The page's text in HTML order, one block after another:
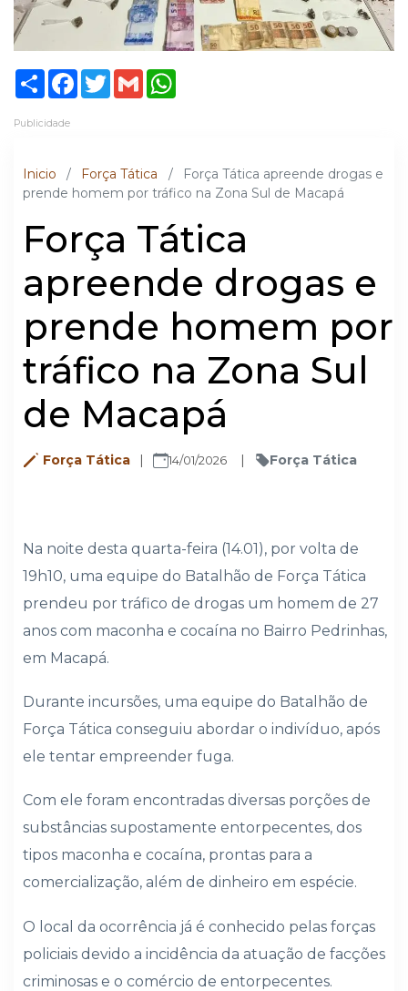
ShareFacebook
TwitterGmail
Publicidade
Inicio / Força Tática /
Força Tática apreende drogas e
prende homem por tráfico na Zona Sul de Macapá
Força Tática
apreende drogas e
prende homem por
tráfico na Zona Sul
de Macapá
Força Tática 14/01/2026 Força Tática
Na noite desta quarta-feira (14.01), por volta de
19h10, uma equipe do Batalhão de Força Tática
prendeu por tráfico de drogas um homem de 27
anos com maconha e cocaína no Bairro Pedrinhas,
em Macapá.
Durante incursões, uma equipe do Batalhão de
Força Tática conseguiu abordar o indivíduo, após
ele tentar empreender fuga.
Com ele foram encontradas diversas porções de
substâncias supostamente entorpecentes, dos
tipos maconha e cocaína, prontas para a
comercialização, além de dinheiro em espécie.
O local da ocorrência já é conhecido pelas forças
policiais devido a incidência da atuação de facções
criminosas e o comércio de entorpecentes.